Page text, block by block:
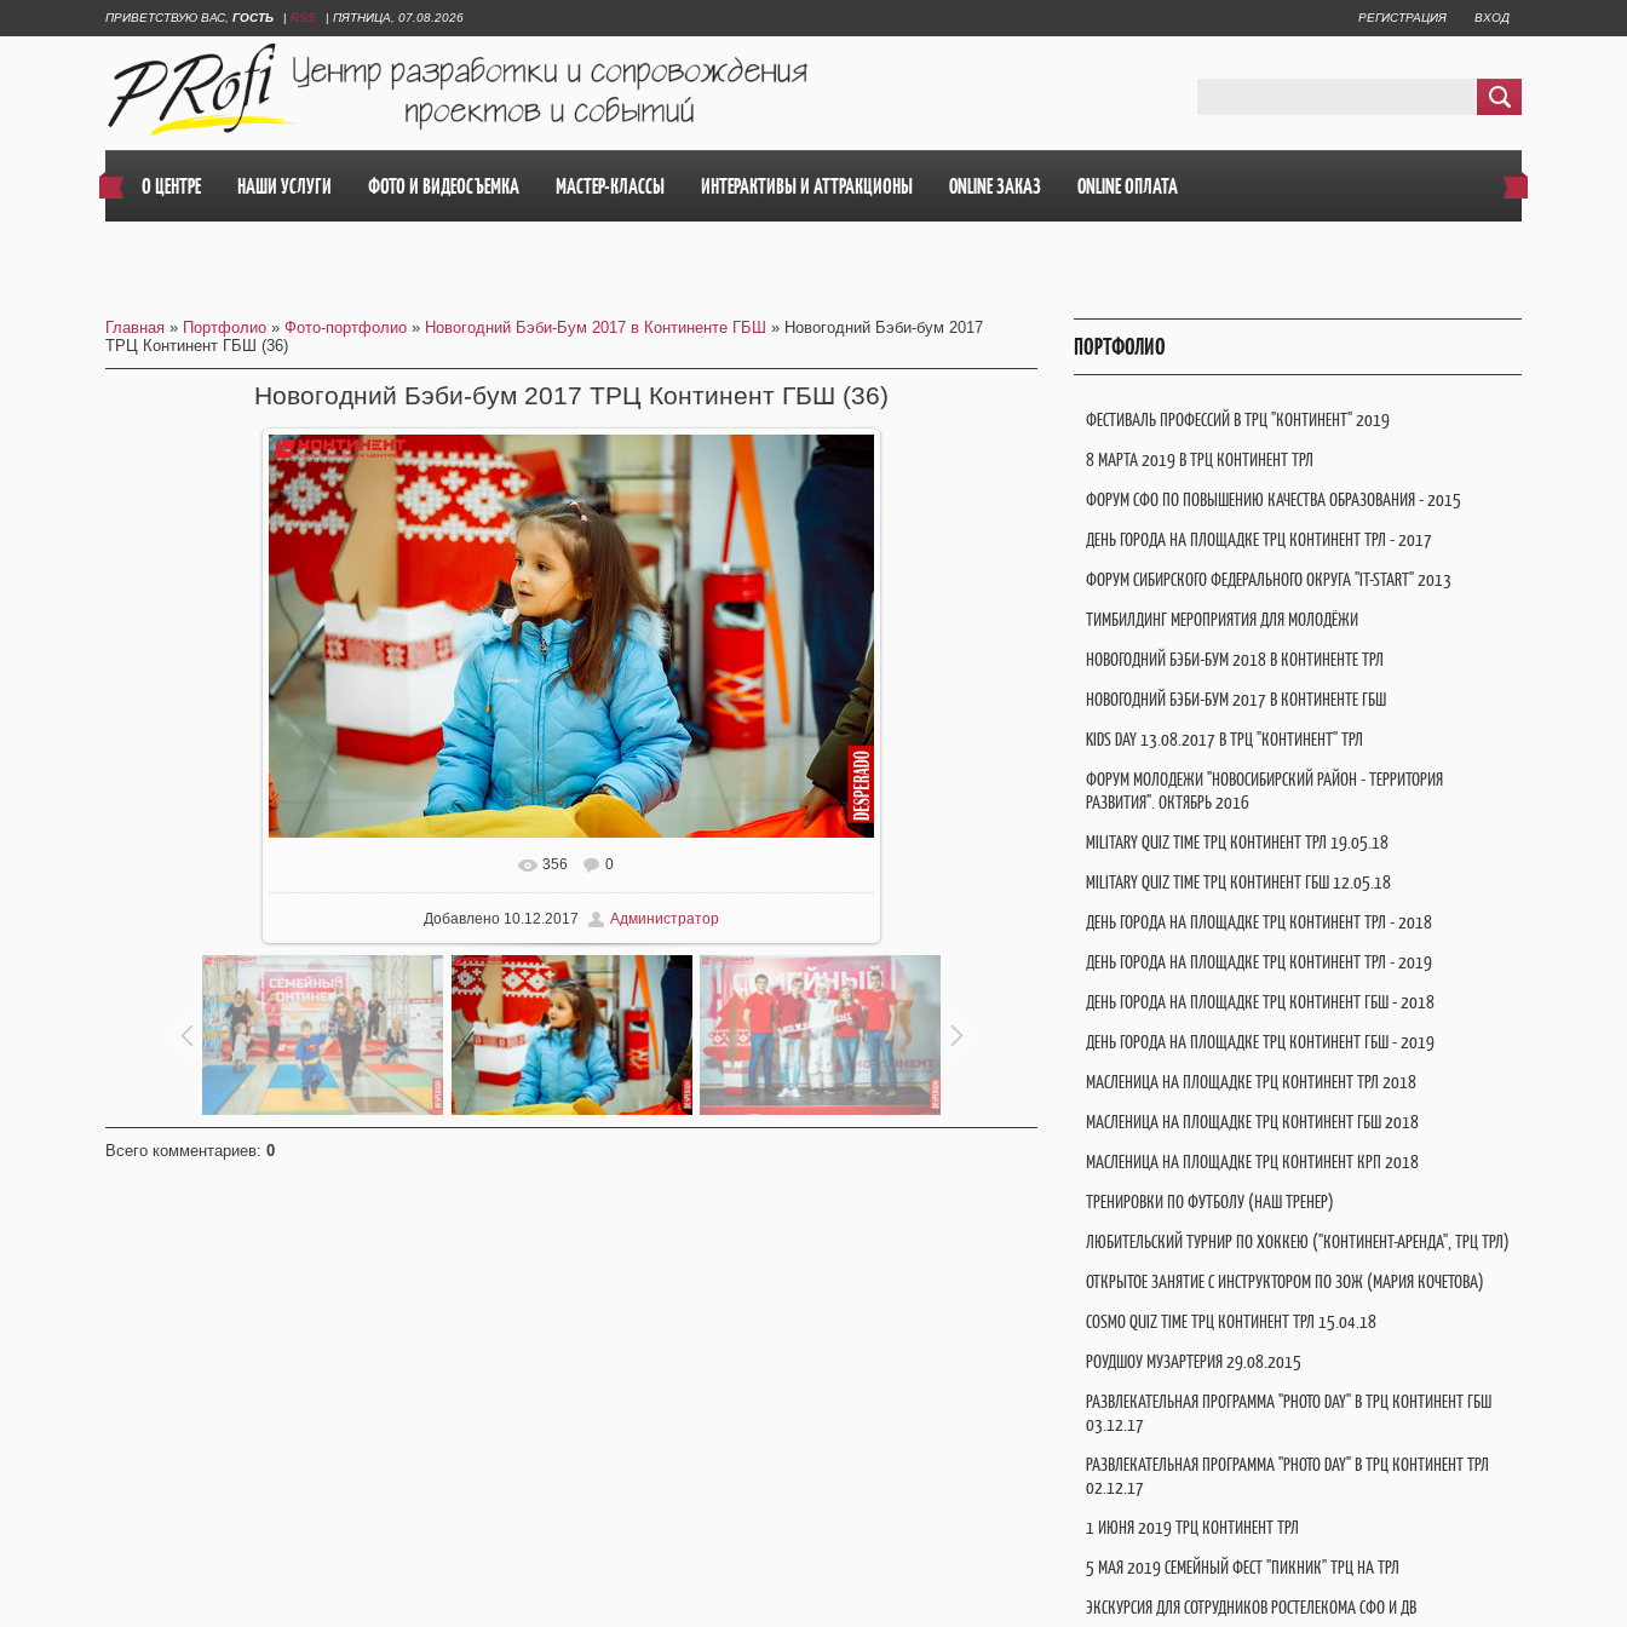
ПРИВЕТСТВУЮ ВАС ГОСТЬ | RSS | ПЯТНИЦА, 07.08.2026 РЕГИСТРАЦИЯ ВХОД
О ЦЕНТРЕ НАШИ УСЛУГИ ФОТО И ВИДЕОСЪЕМКА МАСТЕР-КЛАССЫ ИНТЕРАКТИВЫ И АТТРАКЦИОНЫ ONLINE ЗАКАЗ ONLINE ОПЛАТА
Главная » Портфолио » Фото-портфолио » Новогодний Бэби-Бум 2017 в Континенте ГБШ » Новогодний Бэби-бум 2017
ТРЦ Континент ГБШ (36)
Новогодний Бэби-бум 2017 ТРЦ Континент ГБШ (36)
356 0
Добавлено 10.12.2017 Администратор
Всего комментариев: 0
ПОРТФОЛИО
ФЕСТИВАЛЬ ПРОФЕССИЙ В ТРЦ "КОНТИНЕНТ" 2019
8 МАРТА 2019 В ТРЦ КОНТИНЕНТ ТРЛ
ФОРУМ СФО ПО ПОВЫШЕНИЮ КАЧЕСТВА ОБРАЗОВАНИЯ - 2015
ДЕНЬ ГОРОДА НА ПЛОЩАДКЕ ТРЦ КОНТИНЕНТ ТРЛ - 2017
ФОРУМ СИБИРСКОГО ФЕДЕРАЛЬНОГО ОКРУГА "IT-START" 2013
ТИМБИЛДИНГ МЕРОПРИЯТИЯ ДЛЯ МОЛОДЁЖИ
НОВОГОДНИЙ БЭБИ-БУМ 2018 В КОНТИНЕНТЕ ТРЛ
НОВОГОДНИЙ БЭБИ-БУМ 2017 В КОНТИНЕНТЕ ГБШ
KIDS DAY 13.08.2017 В ТРЦ "КОНТИНЕНТ" ТРЛ
ФОРУМ МОЛОДЕЖИ "НОВОСИБИРСКИЙ РАЙОН - ТЕРРИТОРИЯ
РАЗВИТИЯ". ОКТЯБРЬ 2016
MILITARY QUIZ TIME ТРЦ КОНТИНЕНТ ТРЛ 19.05.18
MILITARY QUIZ TIME ТРЦ КОНТИНЕНТ ГБШ 12.05.18
ДЕНЬ ГОРОДА НА ПЛОЩАДКЕ ТРЦ КОНТИНЕНТ ТРЛ - 2018
ДЕНЬ ГОРОДА НА ПЛОЩАДКЕ ТРЦ КОНТИНЕНТ ТРЛ - 2019
ДЕНЬ ГОРОДА НА ПЛОЩАДКЕ ТРЦ КОНТИНЕНТ ГБШ - 2018
ДЕНЬ ГОРОДА НА ПЛОЩАДКЕ ТРЦ КОНТИНЕНТ ГБШ - 2019
МАСЛЕНИЦА НА ПЛОЩАДКЕ ТРЦ КОНТИНЕНТ ТРЛ 2018
МАСЛЕНИЦА НА ПЛОЩАДКЕ ТРЦ КОНТИНЕНТ ГБШ 2018
МАСЛЕНИЦА НА ПЛОЩАДКЕ ТРЦ КОНТИНЕНТ КРП 2018
ТРЕНИРОВКИ ПО ФУТБОЛУ (НАШ ТРЕНЕР)
ЛЮБИТЕЛЬСКИЙ ТУРНИР ПО ХОККЕЮ ("КОНТИНЕНТ-АРЕНДА", ТРЦ ТРЛ)
ОТКРЫТОЕ ЗАНЯТИЕ С ИНСТРУКТОРОМ ПО ЗОЖ (МАРИЯ КОЧЕТОВА)
COSMO QUIZ TIME ТРЦ КОНТИНЕНТ ТРЛ 15.04.18
РОУДШОУ МУЗАРТЕРИЯ 29.08.2015
РАЗВЛЕКАТЕЛЬНАЯ ПРОГРАММА "PHOTO DAY" В ТРЦ КОНТИНЕНТ ГБШ
03.12.17
РАЗВЛЕКАТЕЛЬНАЯ ПРОГРАММА "PHOTO DAY" В ТРЦ КОНТИНЕНТ ТРЛ
02.12.17
1 ИЮНЯ 2019 ТРЦ КОНТИНЕНТ ТРЛ
5 МАЯ 2019 СЕМЕЙНЫЙ ФЕСТ "ПИКНИК" ТРЦ НА ТРЛ
ЭКСКУРСИЯ ДЛЯ СОТРУДНИКОВ РОСТЕЛЕКОМА СФО И ДВ